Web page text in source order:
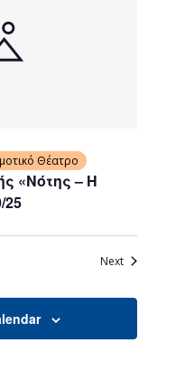
«Νότης – Η
25
Θέατρο
NextEvents